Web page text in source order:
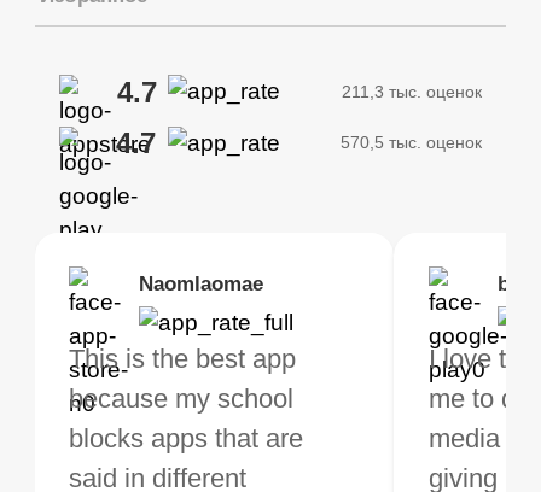
4.7 211,3 тыс. оценок
4.7 570,5 тыс. оценок
Naomlaomae
This is the best app
because my school
blocks apps that are
said in different
I love
me to do
media
giving u
Kirtisha Samant
The best free VPN. I am
not a regular VPN user
but when I travel, i do
need a good VPN which
I've been
VPN for
now and
that it is
Brias
VPN Works! it has
Locations to
from for free. I
the Premium for
Foutrrrrrr
Highly
my connections
and stable.